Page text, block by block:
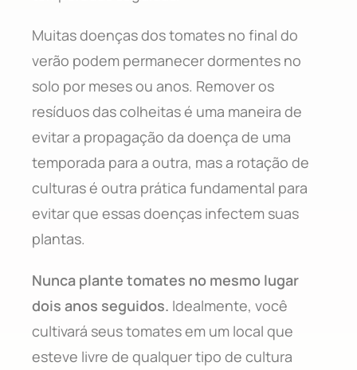
Muitas doenças dos tomates no final do
verão podem permanecer dormentes no
solo por meses ou anos. Remover os
resíduos das colheitas é uma maneira de
evitar a propagação da doença de uma
temporada para a outra, mas a rotação de
culturas é outra prática fundamental para
evitar que essas doenças infectem suas
plantas.
Nunca plante tomates no mesmo lugar
dois anos seguidos. Idealmente, você
cultivará seus tomates em um local que
esteve livre de qualquer tipo de cultura